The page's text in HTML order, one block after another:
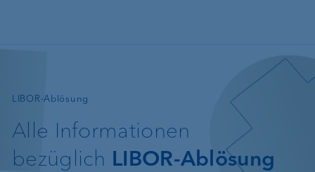
LIBOR-Ablösung
—
Alle Informationen
bezüglich LIBOR-Ablösung